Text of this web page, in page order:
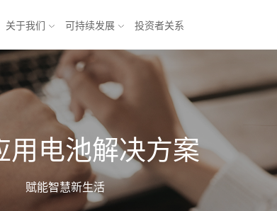
关于我们 可持续发展 投资者关系
三元电池
方案
商业应用
用电池解决方案
赋能智慧新生活